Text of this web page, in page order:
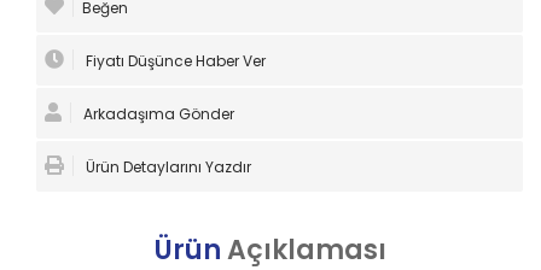
Beğen
Fiyatı Düşünce Haber Ver
Arkadaşıma Gönder
Ürün Detaylarını Yazdır
ÜrünAçıklaması